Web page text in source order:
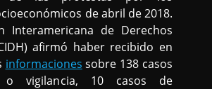
de abril de 2018.
Interamericana de Derechos
afirmó haber recibido en
informaciones sobre 138 casos
vigilancia, 10 casos de